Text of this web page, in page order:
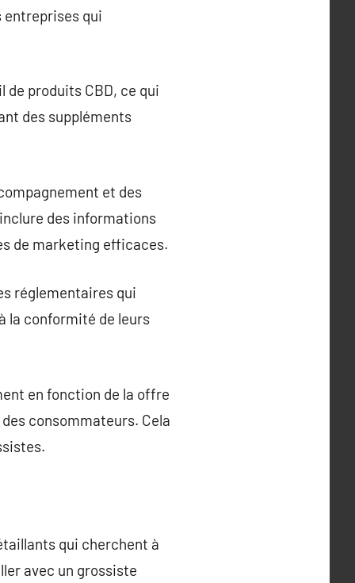
entreprises qui
produits CBD, ce qui
des suppléments
et des
des informations
de marketing efficaces.
réglementaires qui
la conformité de leurs
en fonction de la offre
consommateurs. Cela
qui cherchent à
avec un grossiste